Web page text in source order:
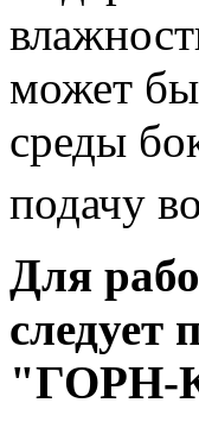
может
среды
подачу
Для
следует
"ГОРН-